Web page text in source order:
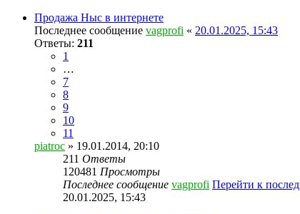
Продажа Ныс в интернете
Последнее сообщение vagprofi « 20.01.2025, 15:43
Ответы: 211
1
…
7
8
9
10
11
piatroc » 19.01.2014, 20:10
211 Ответы
120481 Просмотры
Последнее сообщение vagprofi Перейти к
20.01.2025, 15:43